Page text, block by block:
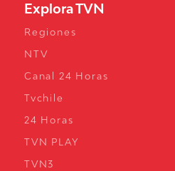
Explora TVN
Regiones
NTV
Canal 24 Horas
Tvchile
24 Horas
TVN PLAY
TVN3